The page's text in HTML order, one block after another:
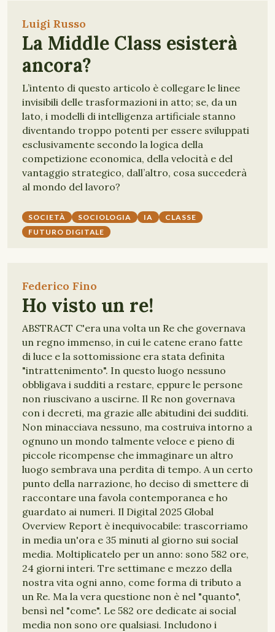
Luigi Russo
La Middle Class esisterà
ancora?
L’intento di questo articolo è collegare le linee
invisibili delle trasformazioni in atto; se, da un
lato, i modelli di intelligenza artificiale stanno
diventando troppo potenti per essere sviluppati
esclusivamente secondo la logica della
competizione economica, della velocità e del
vantaggio strategico, dall’altro, cosa succederà
al mondo del lavoro?
SOCIETÀ SOCIOLOGIA IA
CLASSE
FUTURO DIGITALE
Federico Fino
Ho visto un re!
ABSTRACT C'era una volta un Re che governava
un regno immenso, in cui le catene erano fatte
di luce e la sottomissione era stata definita
"intrattenimento". In questo luogo nessuno
obbligava i sudditi a restare, eppure le persone
non riuscivano a uscirne. Il Re non governava
con i decreti, ma grazie alle abitudini dei sudditi.
Non minacciava nessuno, ma costruiva intorno a
ognuno un mondo talmente veloce e pieno di
piccole ricompense che immaginare un altro
luogo sembrava una perdita di tempo. A un certo
punto della narrazione, ho deciso di smettere di
raccontare una favola contemporanea e ho
guardato ai numeri. Il Digital 2025 Global
Overview Report è inequivocabile: trascorriamo
in media un'ora e 35 minuti al giorno sui social
media. Moltiplicatelo per un anno: sono 582 ore,
24 giorni interi. Tre settimane e mezzo della
nostra vita ogni anno, come forma di tributo a
un Re. Ma la vera questione non è nel "quanto",
bensì nel "come". Le 582 ore dedicate ai social
media non sono ore qualsiasi. Includono i